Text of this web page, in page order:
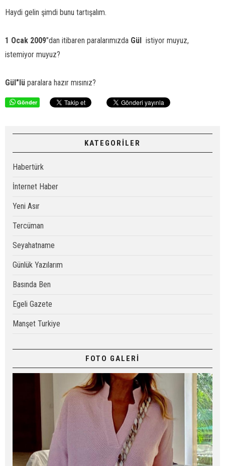
Haydi gelin şimdi bunu tartışalım.
1 Ocak 2009"dan itibaren paralarımızda Gül istiyor muyuz,
istemiyor muyuz?
Gül"lü paralara hazır mısınız?
Gönder
KATEGORİLER
Habertürk
İnternet Haber
Yeni Asır
Tercüman
Seyahatname
Günlük Yazılarım
Basında Ben
Egeli Gazete
Manşet Turkiye
FOTO GALERİ